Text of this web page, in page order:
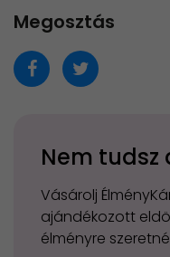
Megosztás
Nem tudsz
Vásárolj
ajándékozott
élményre